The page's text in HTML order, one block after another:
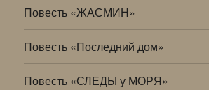
Повесть «ЖАСМИН»
Повесть «Последний дом»
Повесть «СЛЕДЫ у МОРЯ»